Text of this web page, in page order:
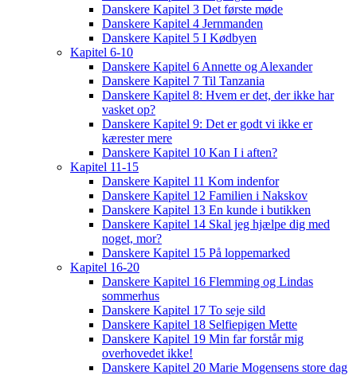
Danskere Kapitel 3 Det første møde
Danskere Kapitel 4 Jernmanden
Danskere Kapitel 5 I Kødbyen
Kapitel 6-10
Danskere Kapitel 6 Annette og Alexander
Danskere Kapitel 7 Til Tanzania
Danskere Kapitel 8: Hvem er det, der ikke har
vasket op?
Danskere Kapitel 9: Det er godt vi ikke er
kærester mere
Danskere Kapitel 10 Kan I i aften?
Kapitel 11-15
Danskere Kapitel 11 Kom indenfor
Danskere Kapitel 12 Familien i Nakskov
Danskere Kapitel 13 En kunde i butikken
Danskere Kapitel 14 Skal jeg hjælpe dig med
noget, mor?
Danskere Kapitel 15 På loppemarked
Kapitel 16-20
Danskere Kapitel 16 Flemming og Lindas
sommerhus
Danskere Kapitel 17 To seje sild
Danskere Kapitel 18 Selfiepigen Mette
Danskere Kapitel 19 Min far forstår mig
overhovedet ikke!
Danskere Kapitel 20 Marie Mogensens store dag